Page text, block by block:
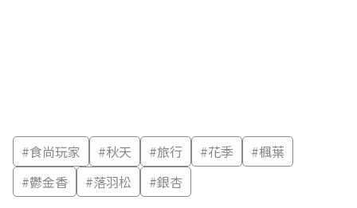
#食尚玩家 #秋天 #旅行 #花季 #楓葉
#鬱金香 #落羽松 #銀杏